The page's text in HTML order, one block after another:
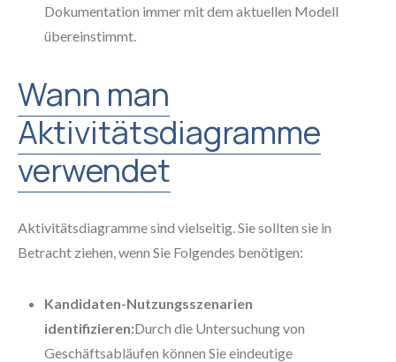
Dokumentation immer mit dem aktuellen Modell
übereinstimmt.
Wann man
Aktivitätsdiagramme
verwendet
Aktivitätsdiagramme sind vielseitig. Sie sollten sie in
Betracht ziehen, wenn Sie Folgendes benötigen:
Kandidaten-Nutzungsszenarien
identifizieren:Durch die Untersuchung von
Geschäftsabläufen können Sie eindeutige